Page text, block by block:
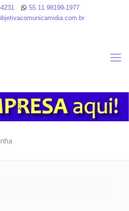
55 11 98199-1977